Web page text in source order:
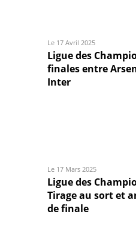
Le 17 Avril 2025
Ligue des
finales entre
Inter
Le 17 Mars 2025
Ligue des
Tirage au sort et
de finale